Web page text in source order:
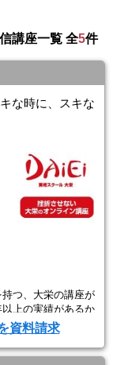
します。
講座一覧 全5件
な時に、スキな
つ、大栄の講座が
上の実績があるか
縮されている内容
資料請求